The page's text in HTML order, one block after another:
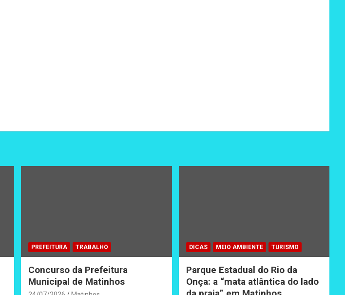
PREFEITURA TRABALHO
Concurso da Prefeitura
Municipal de Matinhos
DICAS MEIO AMBIENTE TURISMO
Parque Estadual do Rio da
Onça: a “mata atlântica do lado